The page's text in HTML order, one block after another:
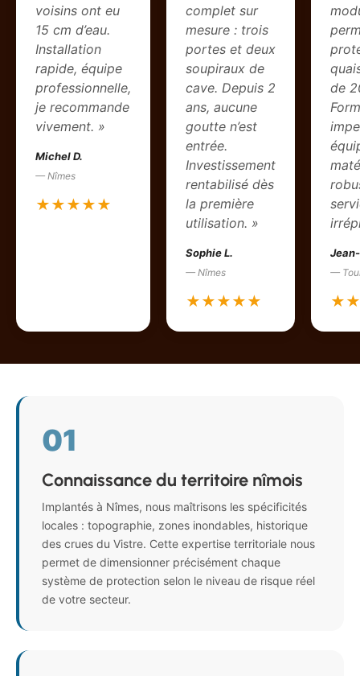
voisins ont eu
15 cm d’eau.
Installation
rapide, équipe
professionnelle,
je recommande
vivement. »
Michel D.
— Nîmes
★★★★★
complet sur
mesure : trois
portes et deux
soupiraux de
cave. Depuis 2
ans, aucune
goutte n’est
entrée.
Investissement
rentabilisé dès
la première
utilisation. »
Sophie L.
— Nîmes
★★★★★
de
—
01
Connaissance du territoire nîmois
Implantés à Nîmes, nous maîtrisons les spécificités
locales : topographie, zones inondables, historique
des crues du Vistre. Cette expertise territoriale nous
permet de dimensionner précisément chaque
système de protection selon le niveau de risque réel
de votre secteur.